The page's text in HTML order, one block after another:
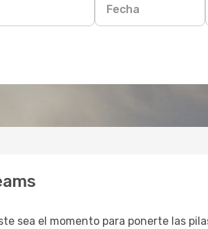
Fecha
sea el momento para ponerte las